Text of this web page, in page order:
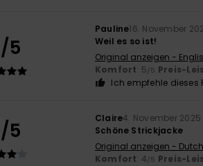
/5
Pauline16. November
Weil es so ist!
Original anzeigen -
Komfort: 5/5 Preis-
Ich empfehle dieses
/5 Claire4. November 2025
Schöne Strickjacke
Original anzeigen - Dutch
Komfort: 4/5 Preis-